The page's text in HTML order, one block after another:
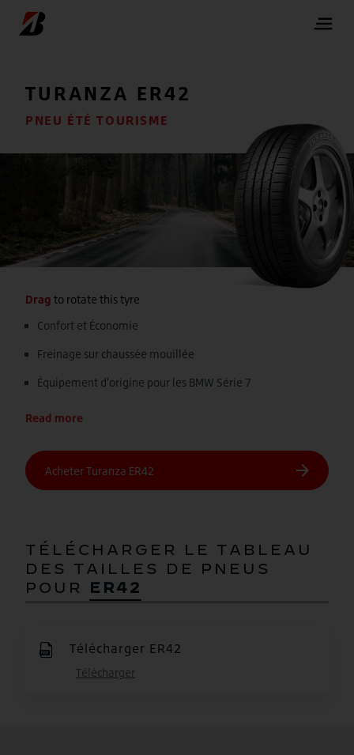
TURANZA ER42
PNEU ÉTÉ TOURISME
Drag to rotate this tyre
Confort et Économie
Freinage sur chaussée mouillée
Équipement d'origine pour les BMW Série 7
Read more
TÉLÉCHARGER LE TABLEAU
DES TAILLES DE PNEUS
POUR
ER42
Télécharger ER42
Télécharger